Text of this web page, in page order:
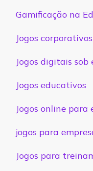
Gamificação na
Jogos corporativos
Jogos digitais sob
Jogos educativos
Jogos online
jogos para
Jogos para